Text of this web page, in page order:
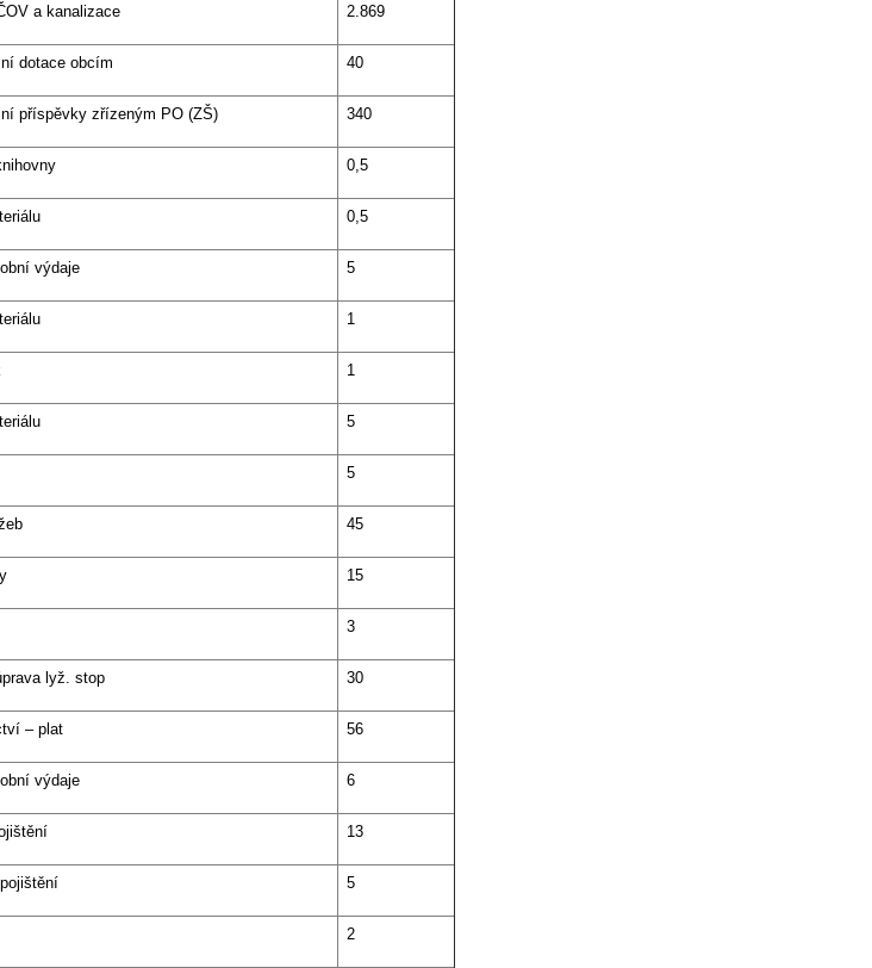
a kanalizace 2.869
dotace obcím 40
příspěvky zřízeným PO (ZŠ) 340
0,5
0,5
výdaje 5
1
1
5
5
45
15
3
lyž. stop 30
– plat 56
výdaje 6
13
5
2